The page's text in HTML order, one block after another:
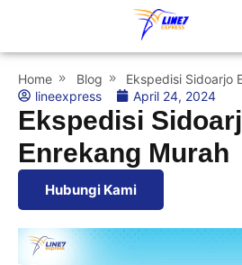
Home Blog
Ekspedisi Sidoarjo
lineexpress
April 24, 2024
Ekspedisi
Enrekang Murah
Hubungi Kami